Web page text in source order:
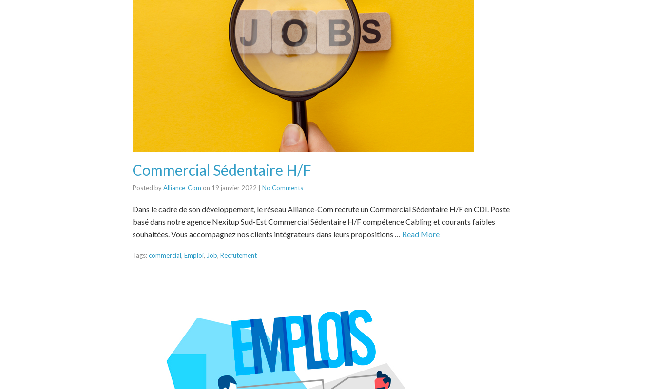
Commercial Sédentaire H/F
Posted byAlliance-Com on 19 janvier 2022 No Comments
Dans le cadre de son développement, le réseau Alliance-Com recrute un Commercial Sédentaire H/F en CDI. Poste
basé dans notre agence Nexitup Sud-Est Commercial Sédentaire H/F compétence Cabling et courants faibles
souhaitées. Vous accompagnez nos clients intégrateurs dans leurs propositions … Read More
Tags:commercial, Emploi, Job, Recrutement